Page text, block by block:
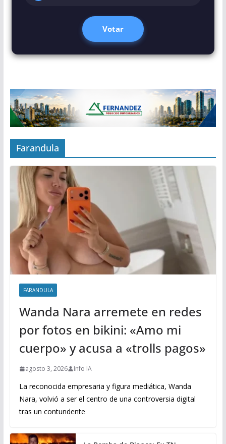
Votar
Farandula
FARANDULA
Wanda Nara arremete en redes
por fotos en bikini: «Amo mi
cuerpo» y acusa a «trolls pagos»
agosto 3, 2026 Info IA
La reconocida empresaria y figura mediática, Wanda
Nara, volvió a ser el centro de una controversia digital
tras un contundente